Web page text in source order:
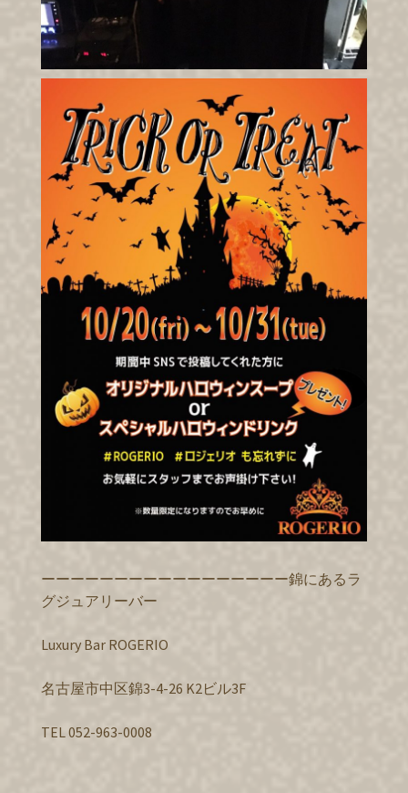
ーーーーーーーーーーーーーーーーー錦にあるラ
グジュアリーバー
Luxury Bar ROGERIO
名古屋市中区錦3-4-26 K2ビル3F
TEL 052-963-0008